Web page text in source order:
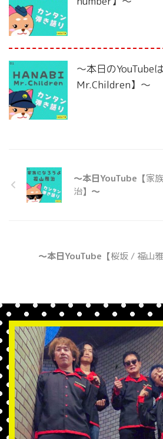
〜本日のYouTube
Mr.Children】〜
〜本日YouTube【家
治】〜
〜本日YouTube【桜坂 / 福山